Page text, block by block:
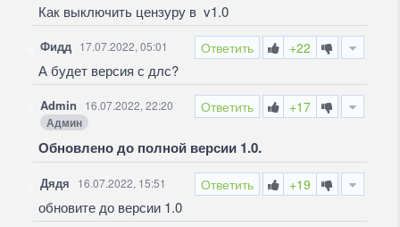
Как выключить цензуру в v1.0
Ответить +22
Фидд 17.07.2022, 05:01
А будет версия с длс?
Ответить +17
Admin 16.07.2022, 22:20
Админ
Обновлено до полной версии 1.0.
Ответить +19
Дядя 16.07.2022, 15:51
обновите до версии 1.0